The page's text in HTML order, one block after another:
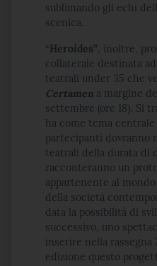
sublimando gli echi
scenica.
“Heroides”, inoltre,
collaterale destinata
teatrali under 35 che
Certamen a margine
settembre (ore 18). Si
ha come tema centrale
partecipanti dovranno
teatrali della durata di
racconteranno un
appartenente al
della società
data la possibilità di
successivo, uno
inserire nella rassegna
edizione questo